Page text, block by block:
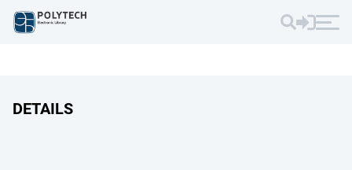
DETAILS